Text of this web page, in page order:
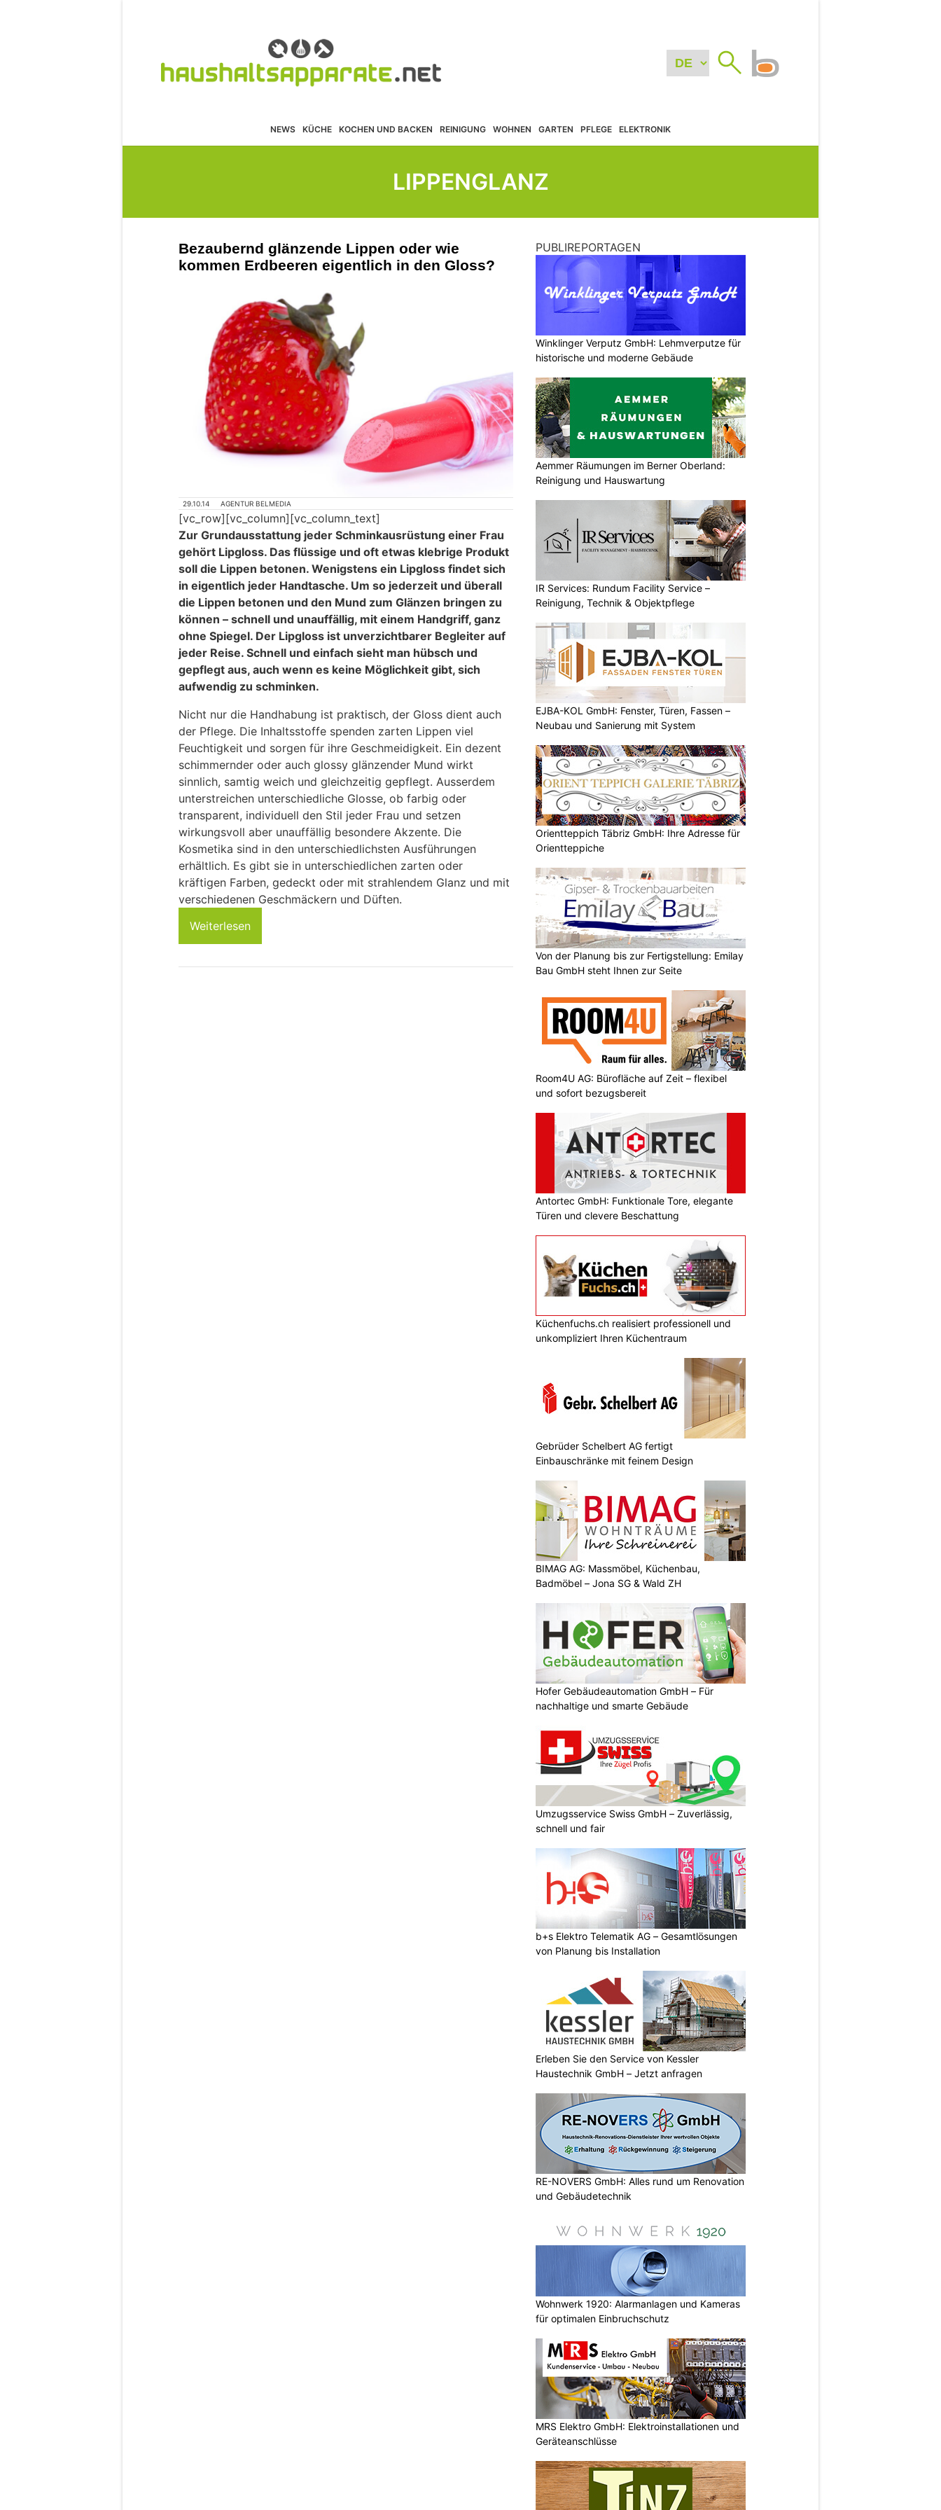
NEWS KÜCHE KOCHEN UND BACKEN REINIGUNG WOHNEN GARTEN PFLEGE ELEKTRONIK
LIPPENGLANZ
Bezaubernd glänzende Lippen oder wie
kommen Erdbeeren eigentlich in den Gloss?
29.10.14 AGENTUR BELMEDIA
[vc_row][vc_column][vc_column_text]
Zur Grundausstattung jeder Schminkausrüstung einer Frau
gehört Lipgloss. Das flüssige und oft etwas klebrige Produkt
soll die Lippen betonen. Wenigstens ein Lipgloss findet sich
in eigentlich jeder Handtasche. Um so jederzeit und überall
die Lippen betonen und den Mund zum Glänzen bringen zu
können – schnell und unauffällig, mit einem Handgriff, ganz
ohne Spiegel. Der Lipgloss ist unverzichtbarer Begleiter auf
jeder Reise. Schnell und einfach sieht man hübsch und
gepflegt aus, auch wenn es keine Möglichkeit gibt, sich
aufwendig zu schminken.
Nicht nur die Handhabung ist praktisch, der Gloss dient auch
der Pflege. Die Inhaltsstoffe spenden zarten Lippen viel
Feuchtigkeit und sorgen für ihre Geschmeidigkeit. Ein dezent
schimmernder oder auch glossy glänzender Mund wirkt
sinnlich, samtig weich und gleichzeitig gepflegt. Ausserdem
unterstreichen unterschiedliche Glosse, ob farbig oder
transparent, individuell den Stil jeder Frau und setzen
wirkungsvoll aber unauffällig besondere Akzente. Die
Kosmetika sind in den unterschiedlichsten Ausführungen
erhältlich. Es gibt sie in unterschiedlichen zarten oder
kräftigen Farben, gedeckt oder mit strahlendem Glanz und mit
verschiedenen Geschmäckern und Düften.
Weiterlesen
PUBLIREPORTAGEN
Winklinger Verputz GmbH: Lehmverputze für
historische und moderne Gebäude
Aemmer Räumungen im Berner Oberland:
Reinigung und Hauswartung
IR Services: Rundum Facility Service –
Reinigung, Technik & Objektpflege
EJBA-KOL GmbH: Fenster, Türen, Fassen –
Neubau und Sanierung mit System
Orientteppich Täbriz GmbH: Ihre Adresse für
Orientteppiche
Von der Planung bis zur Fertigstellung: Emilay
Bau GmbH steht Ihnen zur Seite
Room4U AG: Bürofläche auf Zeit – flexibel
und sofort bezugsbereit
Antortec GmbH: Funktionale Tore, elegante
Türen und clevere Beschattung
Küchenfuchs.ch realisiert professionell und
unkompliziert Ihren Küchentraum
Gebrüder Schelbert AG fertigt
Einbauschränke mit feinem Design
BIMAG AG: Massmöbel, Küchenbau,
Badmöbel – Jona SG & Wald ZH
Hofer Gebäudeautomation GmbH – Für
nachhaltige und smarte Gebäude
Umzugsservice Swiss GmbH – Zuverlässig,
schnell und fair
b+s Elektro Telematik AG – Gesamtlösungen
von Planung bis Installation
Erleben Sie den Service von Kessler
Haustechnik GmbH – Jetzt anfragen
RE-NOVERS GmbH: Alles rund um Renovation
und Gebäudetechnik
Wohnwerk 1920: Alarmanlagen und Kameras
für optimalen Einbruchschutz
MRS Elektro GmbH: Elektroinstallationen und
Geräteanschlüsse